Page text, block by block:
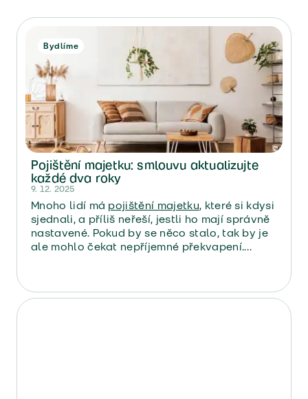
Bydlíme
Pojištění majetku: smlouvu aktualizujte
každé dva roky
9. 12. 2025
Mnoho lidí má pojištění majetku, které si kdysi
sjednali, a příliš neřeší, jestli ho mají správně
nastavené. Pokud by se něco stalo, tak by je
ale mohlo čekat nepříjemné překvapení.
pojišťovnavyplatit v případě škody méně
peněza takzvaně ponížit pojistné plnění.